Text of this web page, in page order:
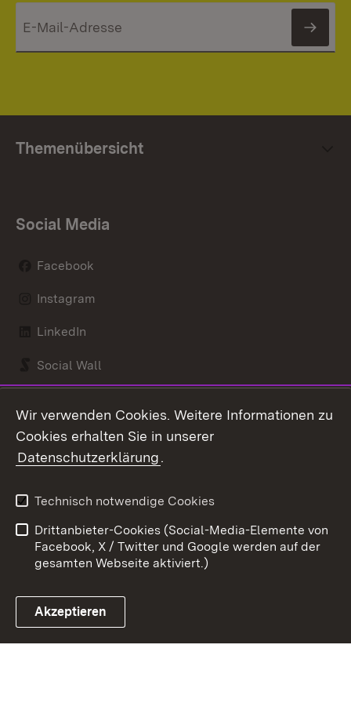
Themenübersicht
Social Media
Facebook
Instagram
LinkedIn
Social Wall
Link zum Landesportal
Kontakt
Barrierefreiheit
Impressum
Cookies
Wir verwenden Cookies. Weitere Informationen zu
Cookies erhalten Sie in unserer
Datenschutzerklärung.
Technisch notwendige Cookies
Drittanbieter-Cookies (Social-Media-Elemente von
Facebook, X / Twitter und Google werden auf der
gesamten Webseite aktiviert.)
Akzeptieren